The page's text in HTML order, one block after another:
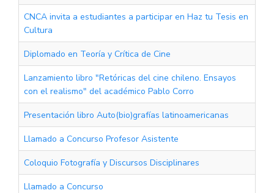
CNCA invita a estudiantes a participar en Haz tu Tesis en
Cultura
Diplomado en Teoría y Crítica de Cine
Lanzamiento libro "Retóricas del cine chileno. Ensayos
con el realismo" del académico Pablo Corro
Presentación libro Auto(bio)grafías latinoamericanas
Llamado a Concurso Profesor Asistente
Coloquio Fotografía y Discursos Disciplinares
Llamado a Concurso